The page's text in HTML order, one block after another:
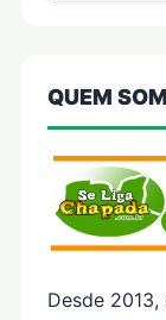
QUEM
Desde